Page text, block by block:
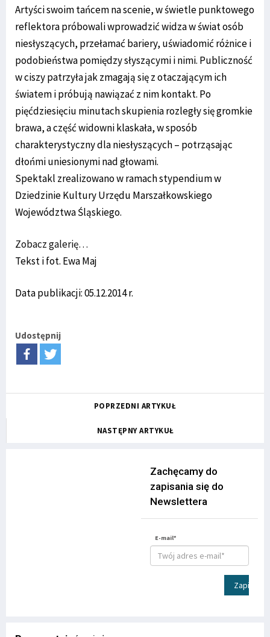
Artyści swoim tańcem na scenie, w świetle punktowego
reflektora próbowali wprowadzić widza w świat osób
niesłyszących, przełamać bariery, uświadomić różnice i
podobieństwa pomiędzy słyszącymi i nimi. Publiczność
w ciszy patrzyła jak zmagają się z otaczającym ich
światem i próbują nawiązać z nim kontakt. Po
pięćdziesięciu minutach skupienia rozległy się gromkie
brawa, a część widowni klaskała, w sposób
charakterystyczny dla niesłyszących – potrząsając
dłońmi uniesionymi nad głowami.
Spektakl zrealizowano w ramach stypendium w
Dziedzinie Kultury Urzędu Marszałkowskiego
Województwa Śląskiego.
Zobacz galerię…
Tekst i fot. Ewa Maj
Data publikacji: 05.12.2014 r.
Udostępnij
POPRZEDNI ARTYKUŁ
NASTĘPNY ARTYKUŁ
Zachęcamy do
zapisania się do
Newslettera
E-mail*
Zapisz